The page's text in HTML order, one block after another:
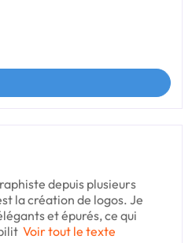
depuis plusieurs
la création de logos. Je
et épurés, ce qui
Voir tout le texte